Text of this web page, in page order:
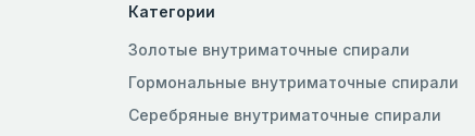
Категории
Золотые внутриматочные спирали
Гормональные внутриматочные спирали
Серебряные внутриматочные спирали